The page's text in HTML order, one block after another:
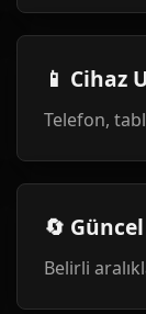
📱 Cihaz
Telefon,
🔄
Belirli